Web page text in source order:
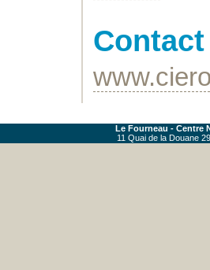
Contact
Le Fourneau - Centre
11 Quai de la Douane